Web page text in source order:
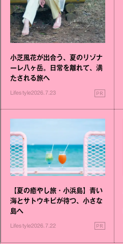
小芝風花が出合う、夏のリゾナ
ーレ八ヶ岳。日常を離れて、満
たされる旅へ
Lifestyle2026.7.23 PR
【夏の癒やし旅・小浜島】青い
海とサトウキビが待つ、小さな
島へ
Lifestyle2026.7.22 PR